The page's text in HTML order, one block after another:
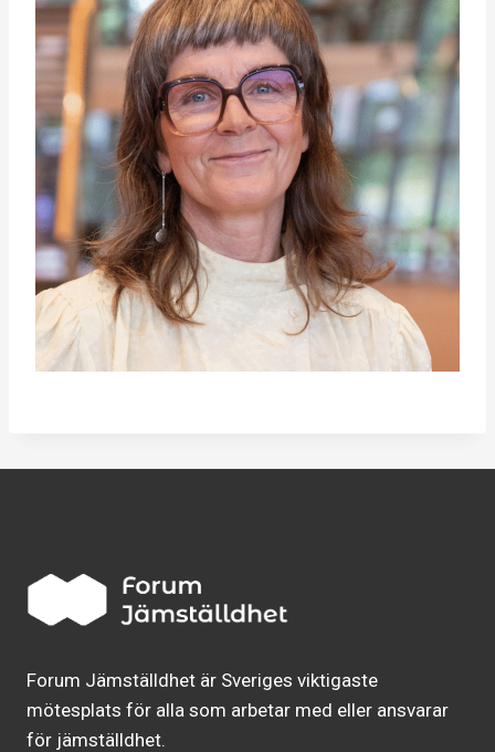
Forum Jämställdhet är Sveriges viktigaste
mötesplats för alla som arbetar med eller ansvarar
för jämställdhet.